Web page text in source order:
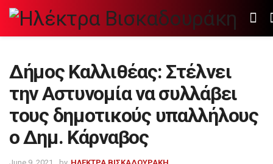
Δήμος Καλλιθέας: Στέλνει
την Αστυνομία να συλλάβει
τους δημοτικούς υπαλλήλους
ο Δημ. Κάρναβος